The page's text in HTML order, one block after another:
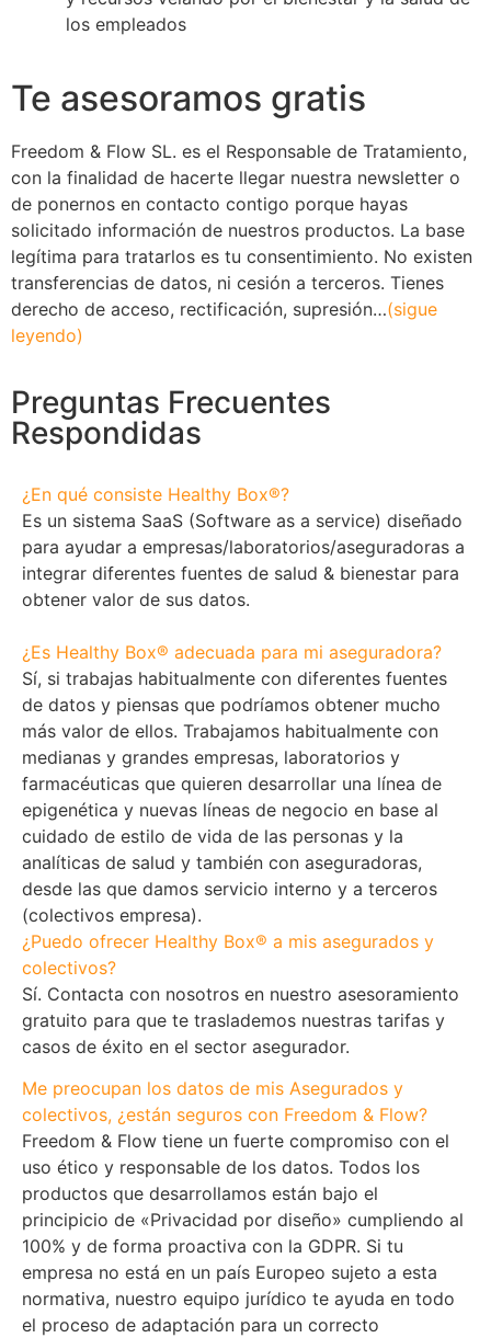
los empleados
Te asesoramos gratis
Freedom & Flow SL. es el Responsable de Tratamiento,
con la finalidad de hacerte llegar nuestra newsletter o
de ponernos en contacto contigo porque hayas
solicitado información de nuestros productos. La base
legítima para tratarlos es tu consentimiento. No existen
transferencias de datos, ni cesión a terceros. Tienes
derecho de acceso, rectificación, supresión…(sigue
leyendo)
Preguntas Frecuentes
Respondidas
¿En qué consiste Healthy Box®?
Es un sistema SaaS (Software as a service) diseñado
para ayudar a empresas/laboratorios/aseguradoras a
integrar diferentes fuentes de salud & bienestar para
obtener valor de sus datos.
¿Es Healthy Box® adecuada para mi aseguradora?
Sí, si trabajas habitualmente con diferentes fuentes
de datos y piensas que podríamos obtener mucho
más valor de ellos. Trabajamos habitualmente con
medianas y grandes empresas, laboratorios y
farmacéuticas que quieren desarrollar una línea de
epigenética y nuevas líneas de negocio en base al
cuidado de estilo de vida de las personas y la
analíticas de salud y también con aseguradoras,
desde las que damos servicio interno y a terceros
(colectivos empresa).
¿Puedo ofrecer Healthy Box® a mis asegurados y
colectivos?
Sí. Contacta con nosotros en nuestro asesoramiento
gratuito para que te traslademos nuestras tarifas y
casos de éxito en el sector asegurador.
Me preocupan los datos de mis Asegurados y
colectivos, ¿están seguros con Freedom & Flow?
Freedom & Flow tiene un fuerte compromiso con el
uso ético y responsable de los datos. Todos los
productos que desarrollamos están bajo el
principicio de «Privacidad por diseño» cumpliendo al
100% y de forma proactiva con la GDPR. Si tu
empresa no está en un país Europeo sujeto a esta
normativa, nuestro equipo jurídico te ayuda en todo
el proceso de adaptación para un correcto